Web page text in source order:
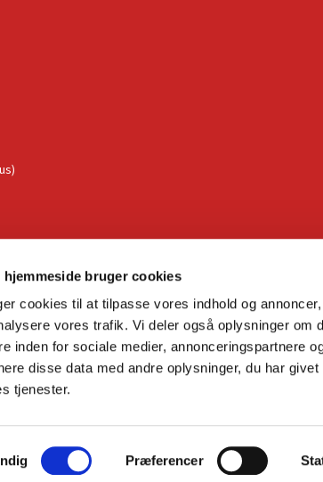
hjemmeside bruger cookies
cookies til at tilpasse vores indhold og
vores trafik. Vi deler også oplysninger om
inden for sociale medier, annonceringspartnere
disse data med andre oplysninger, du har
tjenester.
Præferencer